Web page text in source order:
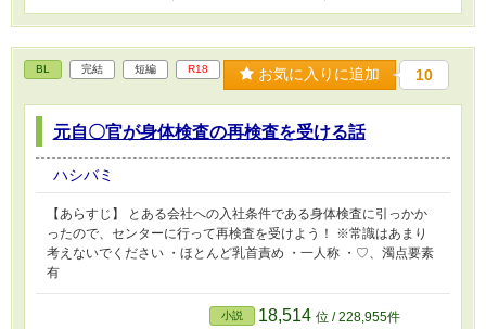
BL 完結 短編 R18 お気に入りに追加 10
元自〇官が身体検査の再検査を受ける話
ハシバミ
【あらすじ】 とある会社への入社条件である身体検査に引っかか
ったので、センターに行って再検査を受けよう！ ※常識はあまり
考えないでください ・ほとんど乳首責め ・一人称 ・♡、濁点要素
有
小説 18,514 位 / 228,955件